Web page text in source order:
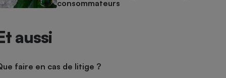
consommateurs
aussi
faire en cas de litige ?